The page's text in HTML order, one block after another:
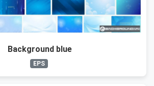
Background blue
EPS